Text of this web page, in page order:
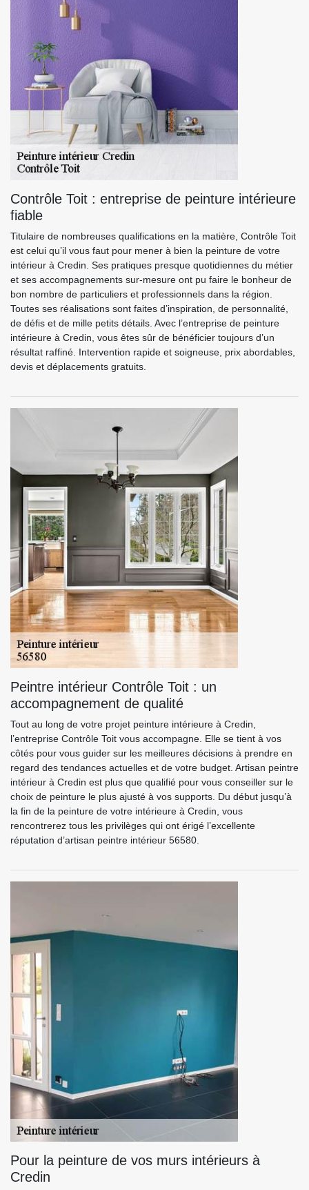
Contrôle Toit : entreprise de peinture intérieure
fiable
Titulaire de nombreuses qualifications en la matière, Contrôle Toit
est celui qu’il vous faut pour mener à bien la peinture de votre
intérieur à Credin. Ses pratiques presque quotidiennes du métier
et ses accompagnements sur-mesure ont pu faire le bonheur de
bon nombre de particuliers et professionnels dans la région.
Toutes ses réalisations sont faites d’inspiration, de personnalité,
de défis et de mille petits détails. Avec l’entreprise de peinture
intérieure à Credin, vous êtes sûr de bénéficier toujours d’un
résultat raffiné. Intervention rapide et soigneuse, prix abordables,
devis et déplacements gratuits.
Peintre intérieur Contrôle Toit : un
accompagnement de qualité
Tout au long de votre projet peinture intérieure à Credin,
l’entreprise Contrôle Toit vous accompagne. Elle se tient à vos
côtés pour vous guider sur les meilleures décisions à prendre en
regard des tendances actuelles et de votre budget. Artisan peintre
intérieur à Credin est plus que qualifié pour vous conseiller sur le
choix de peinture le plus ajusté à vos supports. Du début jusqu’à
la fin de la peinture de votre intérieure à Credin, vous
rencontrerez tous les privilèges qui ont érigé l’excellente
réputation d’artisan peintre intérieur 56580.
Pour la peinture de vos murs intérieurs à
Credin